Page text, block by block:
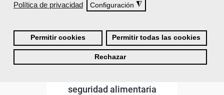
Política de privacidad
Configuración ◮
Permitir cookies Permitir todas las cookies
Rechazar
Sector
Cursos Femxa
seguridad alimentaria